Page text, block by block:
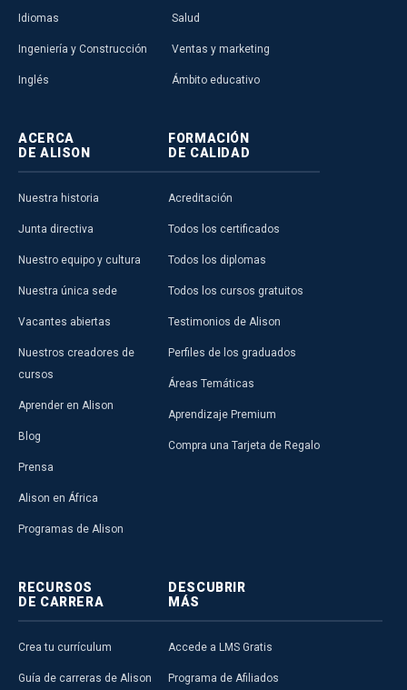
Idiomas
Ingeniería y Construcción
Inglés
Salud
Ventas y marketing
Ámbito educativo
ACERCA
DE ALISON
Nuestra historia
Junta directiva
Nuestro equipo y cultura
Nuestra única sede
Vacantes abiertas
Nuestros creadores de
cursos
Aprender en Alison
Blog
Prensa
Alison en África
Programas de Alison
FORMACIÓN
DE CALIDAD
Acreditación
Todos los certificados
Todos los diplomas
Todos los cursos gratuitos
Testimonios de Alison
Perfiles de los graduados
Áreas Temáticas
Aprendizaje Premium
Compra una Tarjeta de Regalo
RECURSOS
DE CARRERA
Crea tu currículum
Guía de carreras de Alison
DESCUBRIR
MÁS
Accede a LMS Gratis
Programa de Afiliados